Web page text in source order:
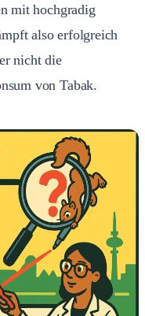
mit hochgradig
also erfolgreich
nicht die
von Tabak.